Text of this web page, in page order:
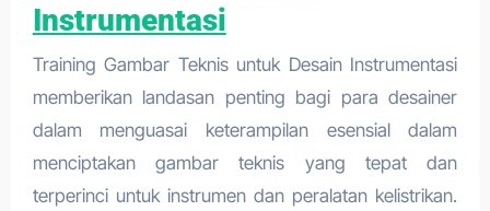
Instrumentasi
Training Gambar Teknis untuk Desain Instrumentasi
memberikan landasan penting bagi para desainer
dalam menguasai keterampilan esensial dalam
menciptakan gambar teknis yang tepat dan
terperinci untuk instrumen dan peralatan kelistrikan.